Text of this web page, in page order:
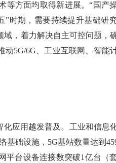
方面均取得新进展。“国产
”时期，需要持续提升基础研
，着力解决自主可控问题，
5G/6G、工业互联网、智能
应用越发普及。工业和信息
础设施，5G基站数量达到
平台设备连接数突破1亿台（